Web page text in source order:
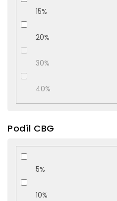
15%
20%
30%
40%
Podíl CBG
5%
10%